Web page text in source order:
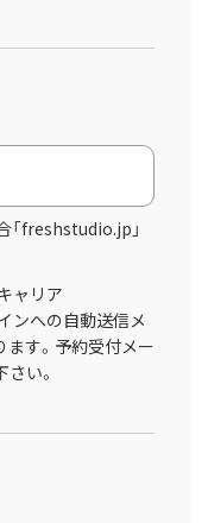
「freshstudio.jp」
ャリア
ンへの自動送信メ
す。予約受付メー
い。